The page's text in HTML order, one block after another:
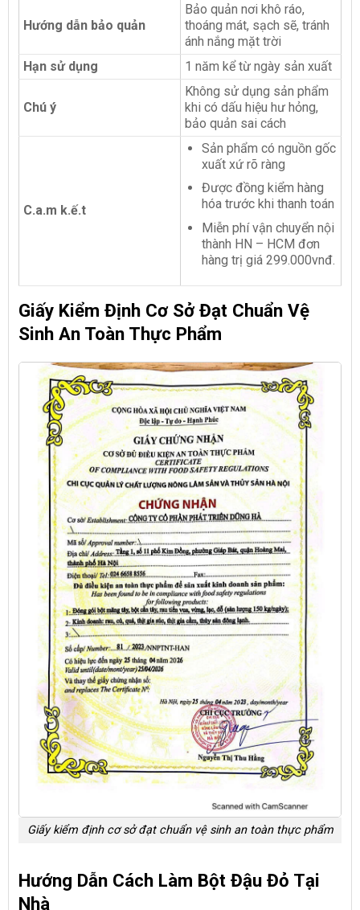
Hướng dẫn bảo quản
Bảo quản nơi khô ráo,
thoáng mát, sạch sẽ, tránh
ánh nắng mặt trời
Hạn sử dụng
1 năm kể từ ngày sản xuất
Chú ý
Không sử dụng sản phẩm
khi có dấu hiệu hư hỏng,
bảo quản sai cách
C.a.m k.ế.t
Sản phẩm có nguồn gốc
xuất xứ rõ ràng
Được đồng kiểm hàng
hóa trước khi thanh toán
Miễn phí vận chuyển nội
thành HN – HCM đơn
hàng trị giá 299.000vnđ.
Giấy Kiểm Định Cơ Sở Đạt Chuẩn Vệ
Sinh An Toàn Thực Phẩm
Giấy kiểm định cơ sở đạt chuẩn vệ sinh an toàn thực phẩm
Hướng Dẫn Cách Làm Bột Đậu Đỏ Tại
Nhà